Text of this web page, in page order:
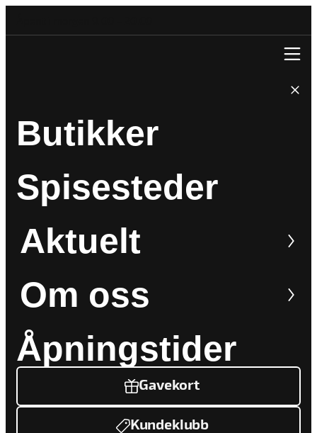
Butikker
Spisesteder
Aktuelt
Om oss
Åpningstider
Gavekort
Kundeklubb